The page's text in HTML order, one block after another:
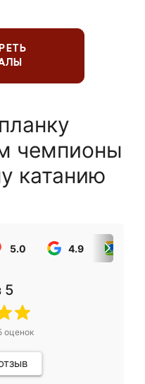
чемпионы
катанию
5.0 4.9
5
оценок